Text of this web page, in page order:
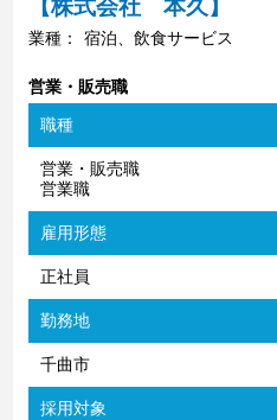
【株式会社 本久】
業種： 宿泊、飲食サービス
営業・販売職
職種
営業・販売職
営業職
雇用形態
正社員
勤務地
千曲市
採用対象